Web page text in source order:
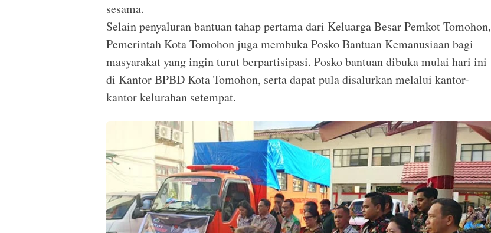
sesama.
Selain penyaluran bantuan tahap pertama dari Keluarga Besar Pemkot Tomohon,
Pemerintah Kota Tomohon juga membuka Posko Bantuan Kemanusiaan bagi
masyarakat yang ingin turut berpartisipasi. Posko bantuan dibuka mulai hari ini
di Kantor BPBD Kota Tomohon, serta dapat pula disalurkan melalui kantor-
kantor kelurahan setempat.